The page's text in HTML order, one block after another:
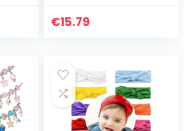
muts oren winter
€15.79